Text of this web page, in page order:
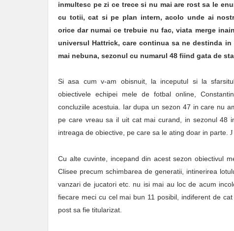
inmultesc pe zi ce trece si nu mai are rost sa le
cu totii, cat si pe plan intern, acolo unde ai
orice dar numai ce trebuie nu fac, viata merge
universul Hattrick, care continua sa ne destinda
mai nebuna, sezonul cu numarul 48 fiind gata de
Si asa cum v-am obisnuit, la inceputul si la
obiectivele echipei mele de fotbal online,
concluziile acestuia. Iar dupa un sezon 47 in care nu
pe care vreau sa il uit cat mai curand, in sezonul 48
intreaga de obiective, pe care sa le ating doar in parte. J
Cu alte cuvinte, incepand din acest sezon obiectivul
Clisee precum schimbarea de generatii, intinerirea
vanzari de jucatori etc. nu isi mai au loc de acum
fiecare meci cu cel mai bun 11 posibil, indiferent de
post sa fie titularizat.